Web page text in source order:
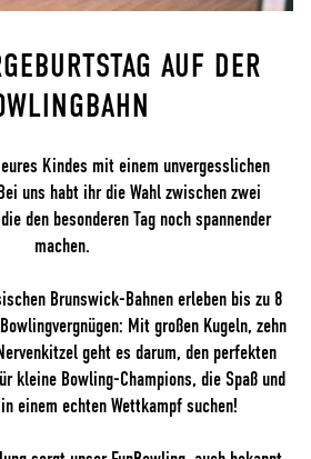
AUF DER
Kindes mit einem unvergesslichen
uns habt ihr die Wahl zwischen zwei
den besonderen Tag noch spannender
machen.
Brunswick-Bahnen erleben bis zu 8
Mit großen Kugeln, zehn
geht es darum, den perfekten
kleine Bowling-Champions, die Spaß und
einem echten Wettkampf suchen!